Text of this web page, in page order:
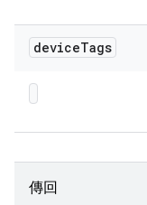
deviceTags
傳回